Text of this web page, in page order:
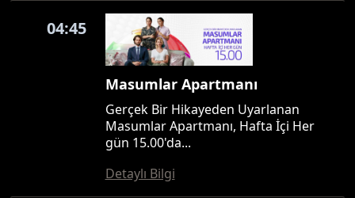
04:45
Masumlar Apartmanı
Gerçek Bir Hikayeden Uyarlanan
Masumlar Apartmanı, Hafta İçi Her
gün 15.00'da...
Detaylı Bilgi